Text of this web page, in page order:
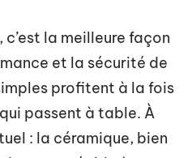
la meilleure façon
et la sécurité de
profitent à la fois
passent à table. À
: la céramique, bien